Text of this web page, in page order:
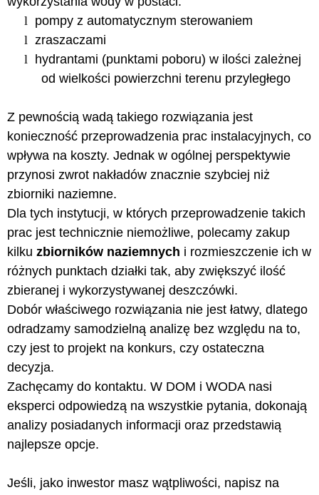
l pompy z automatycznym sterowaniem
l zraszaczami
l hydrantami (punktami poboru) w ilości zależnej
od wielkości powierzchni terenu przyległego
Z pewnością wadą takiego rozwiązania jest
konieczność przeprowadzenia prac instalacyjnych, co
wpływa na koszty. Jednak w ogólnej perspektywie
przynosi zwrot nakładów znacznie szybciej niż
zbiorniki naziemne.
Dla tych instytucji, w których przeprowadzenie takich
prac jest technicznie niemożliwe, polecamy zakup
kilku zbiorników naziemnych i rozmieszczenie ich w
różnych punktach działki tak, aby zwiększyć ilość
zbieranej i wykorzystywanej deszczówki.
Dobór właściwego rozwiązania nie jest łatwy, dlatego
odradzamy samodzielną analizę bez względu na to,
czy jest to projekt na konkurs, czy ostateczna
decyzja.
Zachęcamy do kontaktu. W DOM i WODA nasi
eksperci odpowiedzą na wszystkie pytania, dokonają
analizy posiadanych informacji oraz przedstawią
najlepsze opcje.
Jeśli, jako inwestor masz wątpliwości, napisz na